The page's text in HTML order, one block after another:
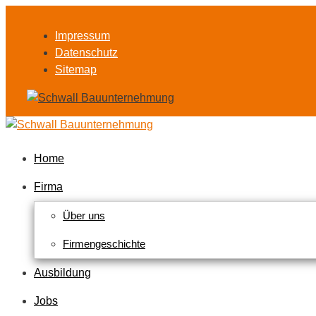
Impressum
Datenschutz
Sitemap
Home
Firma
Über uns
Firmengeschichte
Ausbildung
Jobs